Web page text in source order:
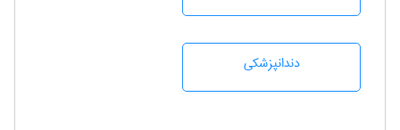
دندانپزشكی